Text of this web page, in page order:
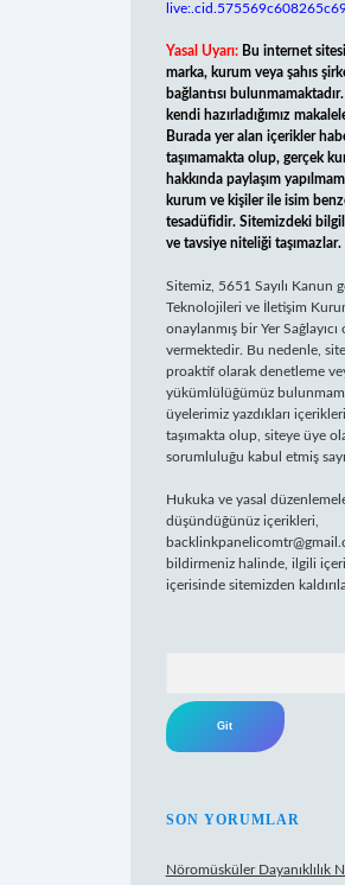
Yasal Uyarı: Bu internet
marka, kurum veya şahıs
bağlantısı
kendi hazırladığımız
Burada yer alan içerikler
taşımamakta olup, gerçek
hakkında paylaşım
kurum ve kişiler ile isim
tesadüfidir. Sitemizdeki
ve tavsiye niteliği taşımazlar.
Sitemiz, 5651 Sayılı Kanun
Teknolojileri ve İletişim
onaylanmış bir Yer
vermektedir. Bu nedenle,
proaktif olarak denetleme
yükümlülüğümüz
üyelerimiz yazdıkları
taşımakta olup, siteye üye
sorumluluğu kabul etmiş
Hukuka ve yasal
düşündüğünüz içerikleri,
bildirmeniz halinde, ilgili
içerisinde sitemizden
SON YORUMLAR
Nöromüsküler Dayanıklılık